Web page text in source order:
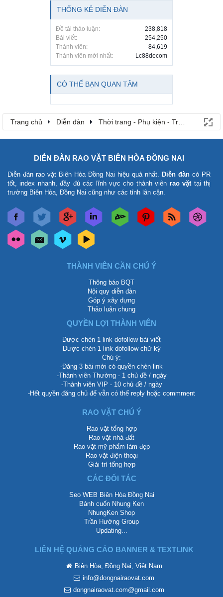
THỐNG KÊ DIỄN ĐÀN
Đề tài thảo luận:
238,818
Bài viết:
254,250
Thành viên:
84,619
Thành viên mới nhất:
Lc88decom
CÓ THỂ BẠN QUAN TÂM
Trang chủ Diễn đàn Thời trang - Phụ kiện - Trang sức -
DIỄN ĐÀN RAO VẶT BIÊN HÒA ĐỒNG NAI
Diễn đàn rao vặt Biên Hòa Đồng Nai hiệu quả nhất. Diễn đàn có PR
tốt, index nhanh, đầy đủ các lĩnh vực cho thành viên rao vặttại thị
trường Biên Hòa, Đồng Nai cũng như các tỉnh lân cận.
THÀNH VIÊN CẦN CHÚ Ý
Thông báo BQT
Nội quy diễn đàn
Góp ý xây dựng
Thảo luận chung
QUYỀN LỢI THÀNH VIÊN
Được chèn 1 link dofollow bài viết
Được chèn 1 link dofollow chữ ký
Chú ý:
-Đăng 3 bài mới có quyền chèn link
-Thành viên Thường - 1 chủ đề / ngày
-Thành viên VIP - 10 chủ đề / ngày
-Hết quyền đăng chủ để vẫn có thể reply hoặc commment
RAO VẶT CHÚ Ý
Rao vặt tổng hợp
Rao vặt nhà đất
Rao vặt mỹ phẩm làm đẹp
Rao vặt điện thoại
Giải trí tổng hợp
CÁC ĐỐI TÁC
Seo WEB Biên Hòa Đồng Nai
Bánh cuốn Nhung Ken
NhungKen Shop
Trần Hướng Group
Updating...
LIÊN HỆ QUẢNG CÁO BANNER & TEXTLINK
Biên Hòa, Đồng Nai, Việt Nam
info@dongnairaovat.com
dongnairaovat.com@gmail.com